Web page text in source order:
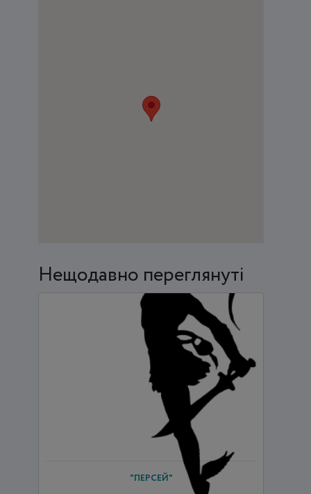
Нещодавно переглянуті
"ПЕРСЕЙ"